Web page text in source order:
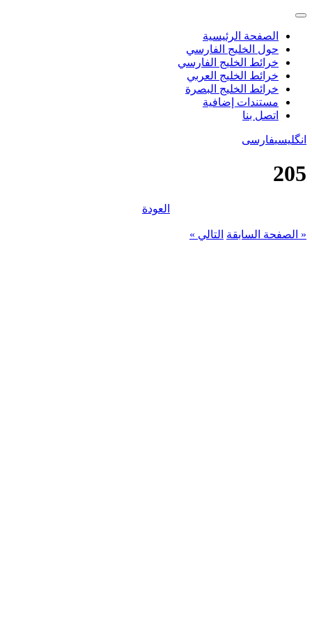
الصفحة الرئيسية
حول الخليج الفارسي
خرائط الخليج الفارسي
خرائط الخليج العربي
خرائط الخليج البصرة
مستندات إضافية
اتصل بنا
انگلیسیفارسی
205
العودة
« الصفحة السابقة التالي »